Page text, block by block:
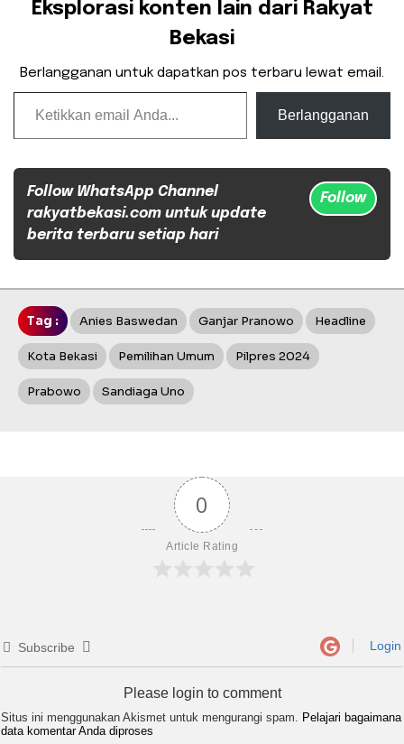
Eksplorasi konten lain dari Rakyat
Bekasi
Berlangganan untuk dapatkan pos terbaru lewat email.
Ketikkan email Anda...
Berlangganan
Follow WhatsApp Channel
rakyatbekasi.com untuk update
berita terbaru setiap hari
Follow
Tag : Anies Baswedan Ganjar Pranowo Headline
Kota Bekasi Pemilihan Umum Pilpres 2024
Prabowo Sandiaga Uno
0
Article Rating
Subscribe Login
Please login to comment
Situs ini menggunakan Akismet untuk mengurangi spam. Pelajari bagaimana
data komentar Anda diproses